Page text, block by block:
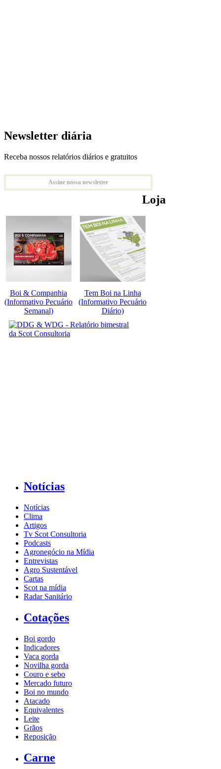
Newsletter diária
Receba nossos relatórios diários e gratuitos
Assine nossa newsletter
Loja
Boi & Companhia
(Informativo Pecuário
Semanal)
Tem Boi na Linha
(Informativo Pecuário
Diário)
Notícias
Notícias
Clima
Artigos
Tv Scot Consultoria
Podcasts
Agronegócio na Mídia
Entrevistas
Agro Sustentável
Cartas
Scot na mídia
Radar Sanitário
Cotações
Boi gordo
Indicadores
Vaca gorda
Novilha gorda
Couro e sebo
Mercado futuro
Boi no mundo
Atacado
Equivalentes
Leite
Grãos
Reposição
Carne